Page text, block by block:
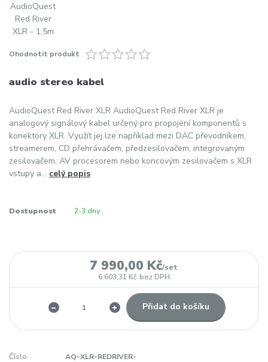
Ohodnotit produkt
audio stereo kabel
AudioQuest Red River XLR AudioQuest Red River XLR je
analogový signálový kabel určený pro propojení komponentů s
konektory XLR. Využít jej lze například mezi DAC převodníkem,
streamerem, CD přehrávačem, předzesilovačem, integrovaným
zesilovačem, AV procesorem nebo koncovým zesilovačem s XLR
vstupy a... celý popis
Dostupnost 2-3 dny
7 990,00 Kč/set
6 603,31 Kč bez DPH
Přidat do košíku
Číslo
AQ-XLR-REDRIVER-